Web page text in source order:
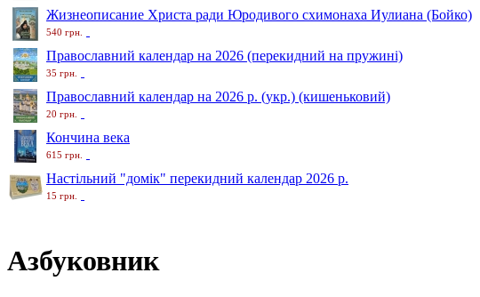
Жизнеописание Христа ради Юродивого схимонаха Иулиана (Бойко)
540 грн.
Православний календар на 2026 (перекидний на пружині)
35 грн.
Православний календар на 2026 р. (укр.) (кишеньковий)
20 грн.
Кончина века
615 грн.
Настільний "домік" перекидний календар 2026 р.
15 грн.
Азбуковник